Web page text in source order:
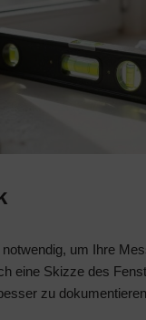
notwendig, um Ihre
eine Skizze des
zu